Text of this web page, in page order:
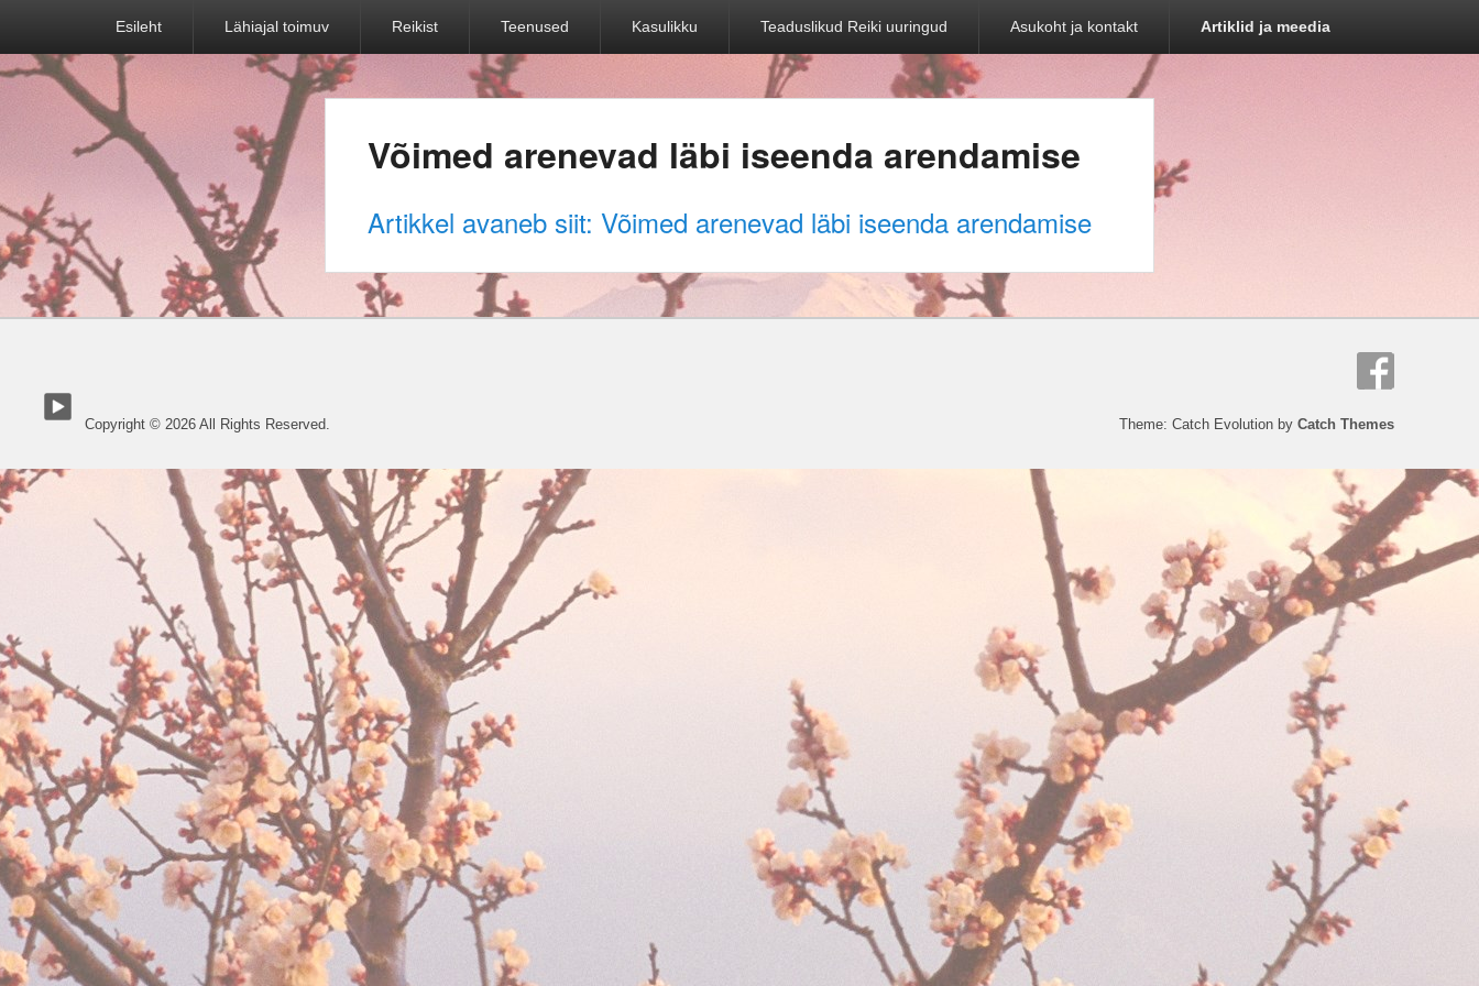
Esileht Lähiajal toimuv Reikist Teenused Kasulikku Teaduslikud Reiki uuringud Asukoht ja kontakt Artiklid ja meedia
Võimed arenevad läbi iseenda arendamise
Artikkel avaneb siit: Võimed arenevad läbi iseenda arendamise
Copyright © 2026 All Rights Reserved. Theme: Catch Evolution by Catch Themes